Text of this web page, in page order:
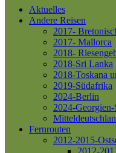
Aktuelles
Andere Reisen
2017-
2017- Mallorca
2018-
2018-Sri Lanka
2018-Toskana
2019-Südafrika
2024-Berlin
2024-
Fernrouten
2012-2015-
2012-